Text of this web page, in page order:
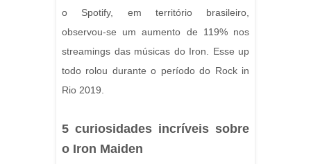
o Spotify, em território brasileiro,
observou-se um aumento de 119% nos
streamings das músicas do Iron. Esse up
todo rolou durante o período do Rock in
Rio 2019.
5 curiosidades incríveis sobre
o Iron Maiden